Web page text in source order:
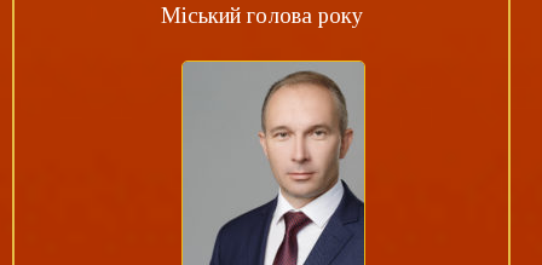
Міський голова року